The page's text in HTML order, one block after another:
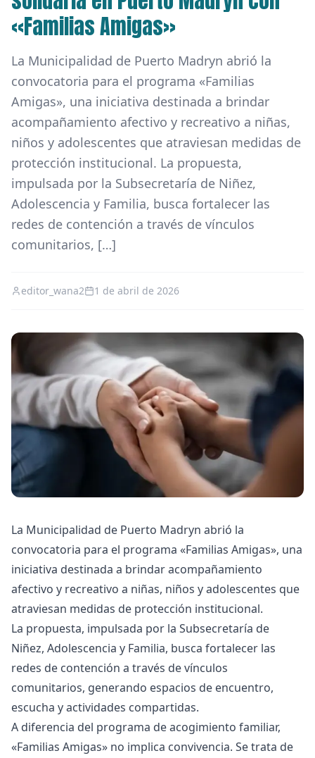
«Familias Amigas»
La Municipalidad de Puerto Madryn abrió la
convocatoria para el programa «Familias
Amigas», una iniciativa destinada a brindar
acompañamiento afectivo y recreativo a niñas,
niños y adolescentes que atraviesan medidas de
protección institucional. La propuesta,
impulsada por la Subsecretaría de Niñez,
Adolescencia y Familia, busca fortalecer las
redes de contención a través de vínculos
comunitarios, […]
editor_wana2 1 de abril de 2026
La Municipalidad de Puerto Madryn abrió la
convocatoria para el programa «Familias Amigas», una
iniciativa destinada a brindar acompañamiento
afectivo y recreativo a niñas, niños y adolescentes que
atraviesan medidas de protección institucional.
La propuesta, impulsada por la Subsecretaría de
Niñez, Adolescencia y Familia, busca fortalecer las
redes de contención a través de vínculos
comunitarios, generando espacios de encuentro,
escucha y actividades compartidas.
A diferencia del programa de acogimiento familiar,
«Familias Amigas» no implica convivencia. Se trata de